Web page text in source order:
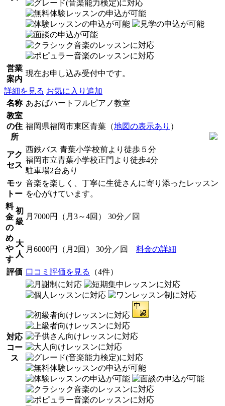
営業
案内
現在お申し込み受付中です。
詳細を見る お気に入り追加
名称 あおばハートフルピアノ教室
教室
の住
所
福岡県福岡市東区青葉（地図の表示あり ）
アク
セス
西鉄バス 青葉小学校前より徒歩５分
福岡市立青葉小学校正門より徒歩4分
駐車場2台あり
モッ
トー
音楽を楽しく、丁寧に生徒さんに寄り添ったレッスン
を心がけています。
料
金
の
め
や
す
初
級
月7000円（月3～4回） 30分／回
大
人
月6000円（月2回） 30分／回 料金の詳細
評価 口コミ評価を見る （4件）
対応
コー
ス